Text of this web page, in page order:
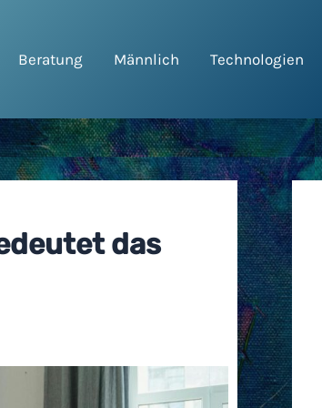
Beratung Männlich Technologien
das